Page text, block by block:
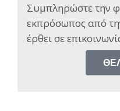
Συμπληρώστε την
εκπρόσωπος από
έρθει σε